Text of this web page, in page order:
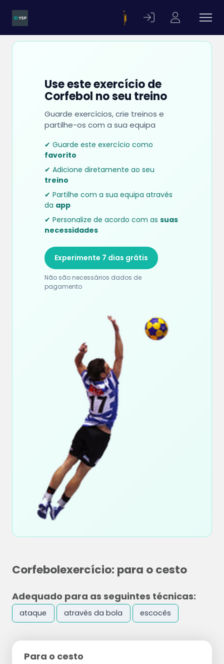
Use este exercício de
Corfebol no seu treino
Guarde exercícios, crie treinos e
partilhe-os com a sua equipa
✔ Guarde este exercício como
favorito
✔ Adicione diretamente ao seu
treino
✔ Partilhe com a sua equipa através
da app
✔ Personalize de acordo com as suas
necessidades
Experimente 7 dias grátis
Não são necessários dados de
pagamento
Corfebolexercício: para o cesto
Adequado para as seguintes técnicas:
ataque através da bola escocês
Para o cesto